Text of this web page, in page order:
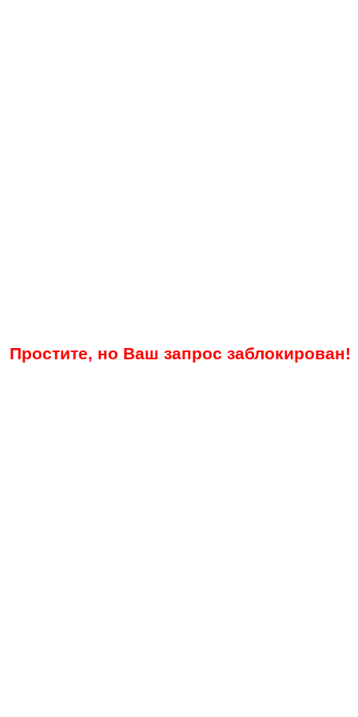
Простите, но Ваш запрос заблокирован!